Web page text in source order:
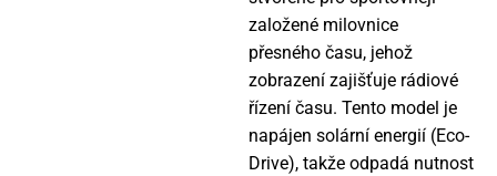
založené milovnice
přesného času, jehož
zobrazení zajišťuje rádiové
řízení času. Tento model je
napájen solární energií (Eco-
Drive), takže odpadá nutnost